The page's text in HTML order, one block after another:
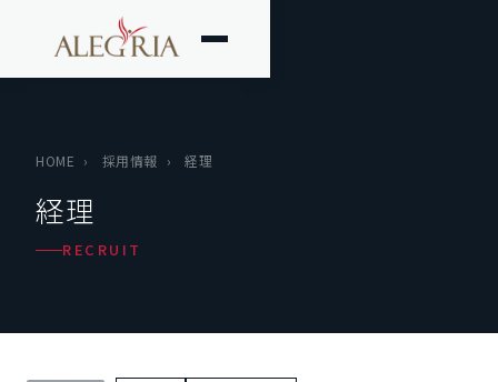
HOME › 採用情報 › 経理
経理
RECRUIT